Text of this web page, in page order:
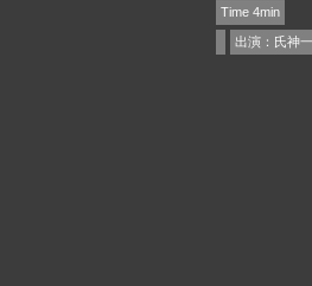
Time 4min
出演： 氏神